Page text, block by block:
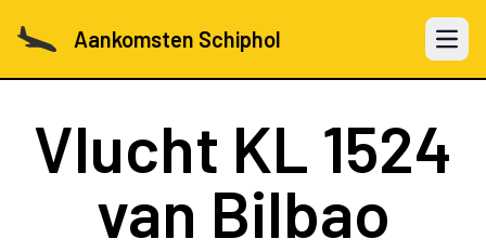
Aankomsten Schiphol Open
Vlucht KL 1524
van Bilbao